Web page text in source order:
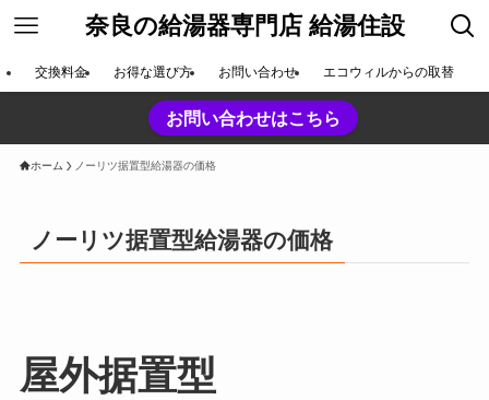
奈良の給湯器専門店 給湯住設
交換料金 お得な選び方 お問い合わせ エコウィルからの取替
お問い合わせはこちら
ホーム ノーリツ据置型給湯器の価格
ノーリツ据置型給湯器の価格
屋外据置型